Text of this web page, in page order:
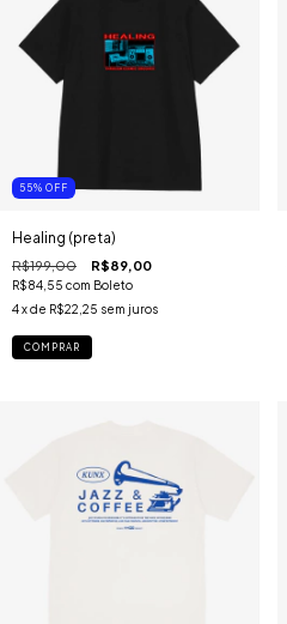
55% OFF
Healing (preta)
R$199,00 R$89,00
R$84,55 com Boleto
4x de R$22,25 sem juros
COMPRAR